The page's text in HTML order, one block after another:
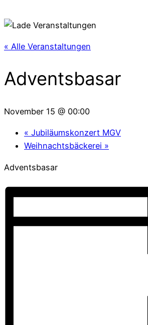
« Alle Veranstaltungen
Adventsbasar
November 15 @ 00:00
« Jubiläumskonzert MGV
Weihnachtsbäckerei »
Adventsbasar